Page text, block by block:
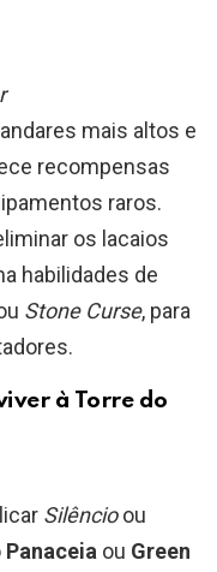
mais altos e
recompensas
raros.
os lacaios
habilidades de
Stone Curse, para
à Torre do
Silêncioou
Panaceia ou Green